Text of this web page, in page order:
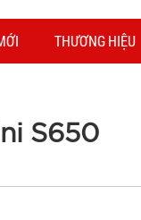
THƯƠNG HIỆU
S650